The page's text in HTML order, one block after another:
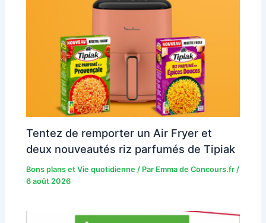
Tentez de remporter un Air Fryer et
deux nouveautés riz parfumés de Tipiak
Bons plans et Vie quotidienne / Par Emma de Concours.fr/
6 août 2026